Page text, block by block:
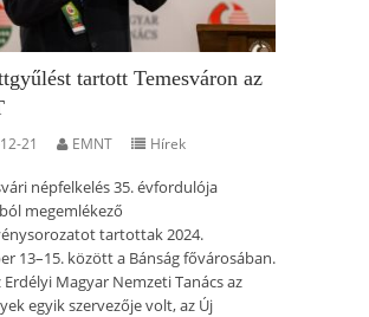
tartott Temesváron az
21 EMNT Hírek
népfelkelés 35. évfordulója
megemlékező
tartottak 2024.
13–15. között a Bánság fővárosában.
Erdélyi Magyar Nemzeti Tanács az
egyik szervezője volt, az Új